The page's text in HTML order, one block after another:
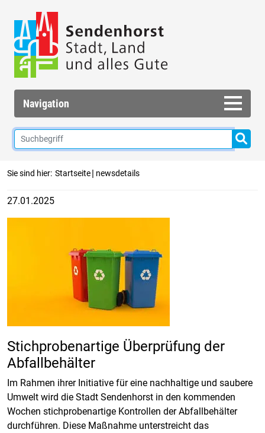
Navigation
Sie sind hier: Startseite| newsdetails
27.01.2025
Stichprobenartige Überprüfung der
Abfallbehälter
Im Rahmen ihrer Initiative für eine nachhaltige und saubere
Umwelt wird die Stadt Sendenhorst in den kommenden
Wochen stichprobenartige Kontrollen der Abfallbehälter
durchführen. Diese Maßnahme unterstreicht das